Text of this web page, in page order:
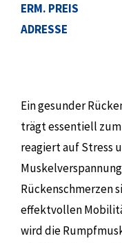
ERM. PREIS
ADRESSE
Ein gesunder
trägt essentiell
reagiert auf Stress
Rückenschmerzen
effektvollen
wird die